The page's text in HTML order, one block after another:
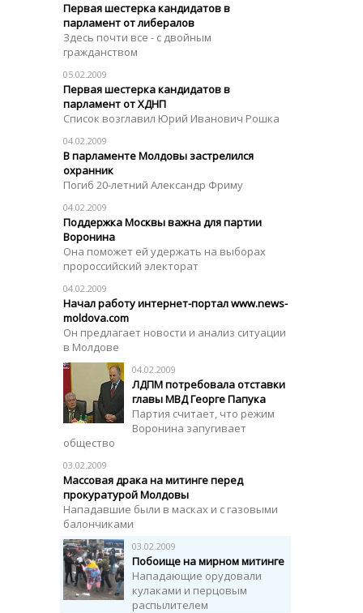
Первая шестерка кандидатов в
парламент от либералов
Здесь почти все - с двойным
гражданством
05.02.2009
Первая шестерка кандидатов в
парламент от ХДНП
Список возглавил Юрий Иванович Рошка
04.02.2009
В парламенте Молдовы застрелился
охранник
Погиб 20-летний Александр Фриму
04.02.2009
Поддержка Москвы важна для партии
Воронина
Она поможет ей удержать на выборах
пророссийский электорат
04.02.2009
Начал работу интернет-портал www.news-
moldova.com
Он предлагает новости и анализ ситуации
в Молдове
04.02.2009
ЛДПМ потребовала отставки
главы МВД Георге Папука
Партия считает, что режим
Воронина запугивает
общество
03.02.2009
Массовая драка на митинге перед
прокуратурой Молдовы
Нападавшие были в масках и с газовыми
балончиками
03.02.2009
Побоище на мирном митинге
Нападающие орудовали
кулаками и перцовым
распылителем